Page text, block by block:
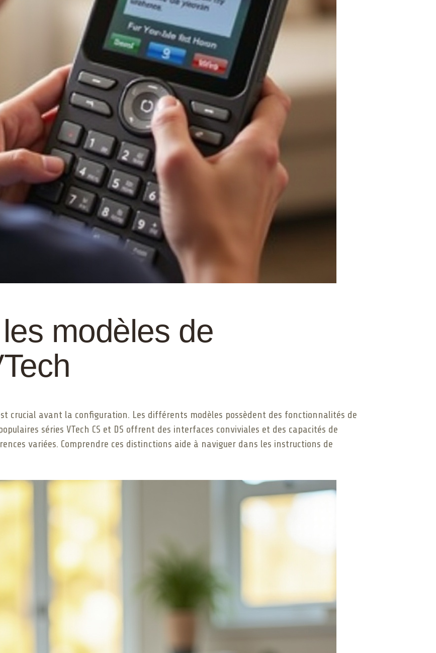
modèles de
crucial avant la configuration. Les différents modèles possèdent des fonctionnalités de
séries VTech CS et DS offrent des interfaces conviviales et des capacités de
variées. Comprendre ces distinctions aide à naviguer dans les instructions de